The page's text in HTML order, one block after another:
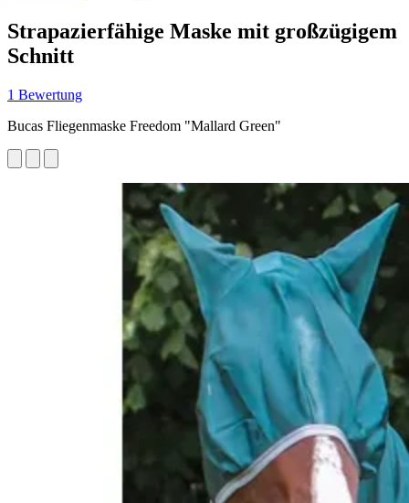
Strapazierfähige Maske mit großzügigem
Schnitt
1 Bewertung
Bucas Fliegenmaske Freedom "Mallard Green"